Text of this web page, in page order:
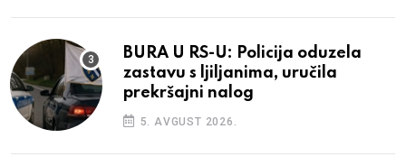
BURA U RS-U: Policija oduzela
zastavu s ljiljanima, uručila
prekršajni nalog
5. AVGUST 2026.